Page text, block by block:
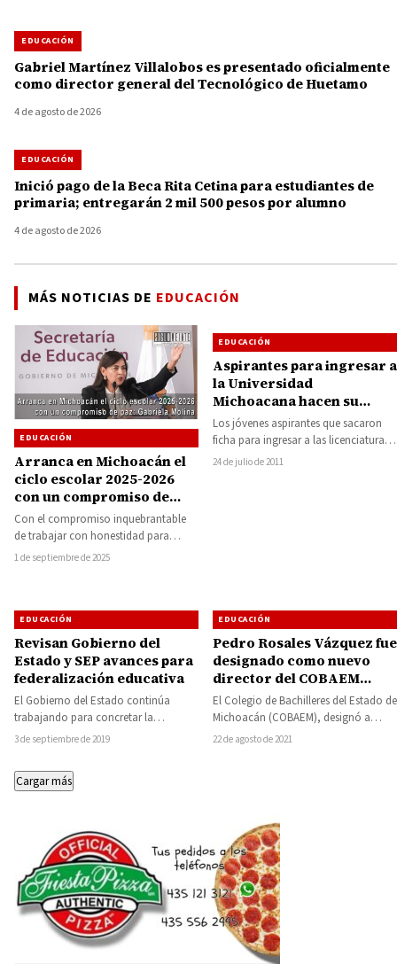
EDUCACIÓN
Gabriel Martínez Villalobos es presentado oficialmente
como director general del Tecnológico de Huetamo
4 de agosto de 2026
EDUCACIÓN
Inició pago de la Beca Rita Cetina para estudiantes de
primaria; entregarán 2 mil 500 pesos por alumno
4 de agosto de 2026
MÁS NOTICIAS DE EDUCACIÓN
EDUCACIÓN
Arranca en Michoacán el
ciclo escolar 2025-2026
con un compromiso de
paz: Gabriela Molina
Con el compromiso inquebrantable
de trabajar con honestidad para
alcanzar los mejores resultados,
1 de septiembre de 2025
EDUCACIÓN
Aspirantes para ingresar a
la Universidad
Michoacana hacen su
examen en Huetamo
Los jóvenes aspirantes que sacaron
ficha para ingresar a las licenciaturas
de derecho, administración,
24 de julio de 2011
EDUCACIÓN
Revisan Gobierno del
Estado y SEP avances para
federalización educativa
El Gobierno del Estado continúa
trabajando para concretar la
federalización de la nómina
3 de septiembre de 2019
EDUCACIÓN
Pedro Rosales Vázquez fue
designado como nuevo
director del COBAEM
plantel Huetamo
El Colegio de Bachilleres del Estado de
Michoacán (COBAEM), designó a
Pedro Rosales Vázquez, como nuevo
22 de agosto de 2021
Cargar más